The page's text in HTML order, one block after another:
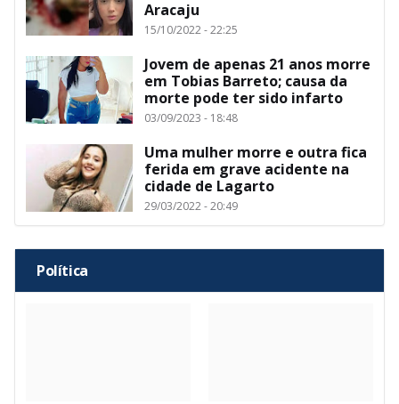
Aracaju
15/10/2022 - 22:25
Jovem de apenas 21 anos morre
em Tobias Barreto; causa da
morte pode ter sido infarto
03/09/2023 - 18:48
Uma mulher morre e outra fica
ferida em grave acidente na
cidade de Lagarto
29/03/2022 - 20:49
Política